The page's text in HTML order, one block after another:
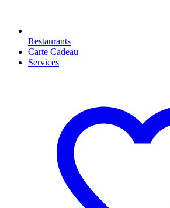
Restaurants
Carte Cadeau
Services